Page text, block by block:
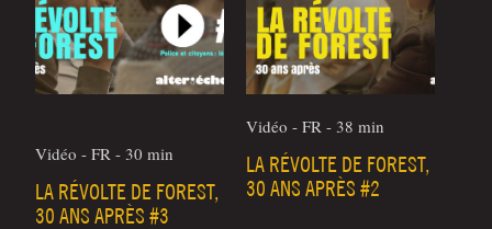
Vidéo - FR - 30 min
LA RÉVOLTE DE FOREST,
30 ANS APRÈS #3
Vidéo - FR - 38 min
LA RÉVOLTE DE FOREST,
30 ANS APRÈS #2